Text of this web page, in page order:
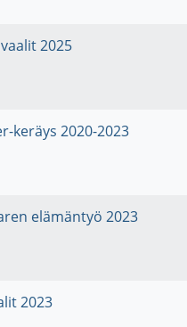
2025
keräys 2020-2023
elämäntyö 2023
2023